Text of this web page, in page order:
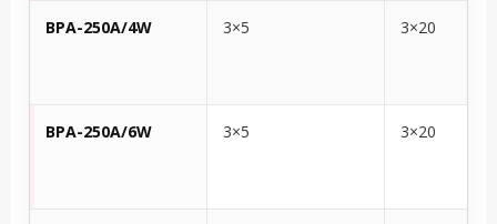
BPA-250A/4W 3×5 3×20
BPA-250A/6W 3×5 3×20